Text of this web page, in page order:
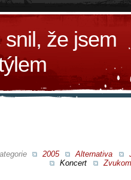
že jsem
2005 Alternativa
Koncert